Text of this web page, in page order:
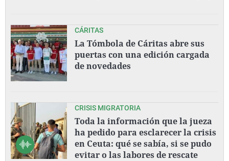
CÁRITAS
La Tómbola de Cáritas abre sus
puertas con una edición cargada
de novedades
CRISIS MIGRATORIA
Toda la información que la jueza
ha pedido para esclarecer la crisis
en Ceuta: qué se sabía, si se pudo
evitar o las labores de rescate